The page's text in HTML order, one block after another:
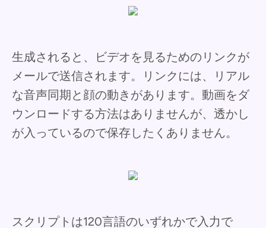
生成されると、ビデオを見るためのリンクが
メールで送信されます。リンクには、リアル
な音声同期と顔の動きがあります。動画をダ
ウンロードする方法はありませんが、透かし
が入っているので保存したくありません。
スクリプトは120言語のいずれかで入力で